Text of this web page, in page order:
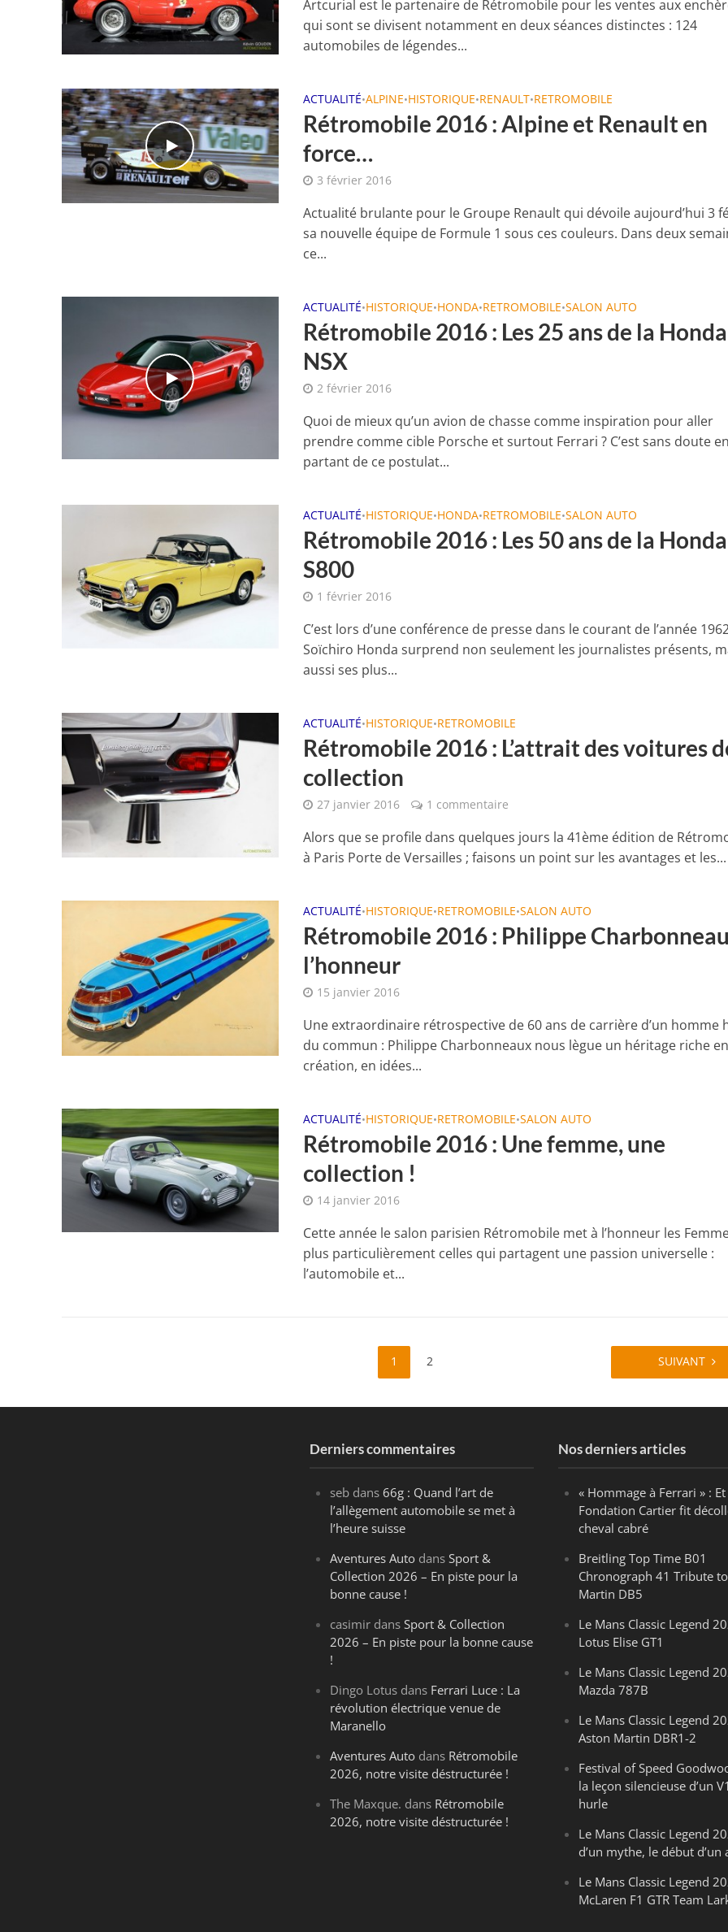
Artcurial est le partenaire de Rétromobile pour les ventes aux
qui sont se divisent notamment en deux séances distinctes : 124
automobiles de légendes...
ACTUALITÉ•ALPINE•HISTORIQUE•RENAULT•RETROMOBILE
Rétromobile 2016 : Alpine et Renault en
force…
3 février 2016
Actualité brulante pour le Groupe Renault qui dévoile aujourd’hui 3
sa nouvelle équipe de Formule 1 sous ces couleurs. Dans deux
ce...
ACTUALITÉ•HISTORIQUE•HONDA•RETROMOBILE•SALON AUTO
Rétromobile 2016 : Les 25 ans de la Honda
NSX
2 février 2016
Quoi de mieux qu’un avion de chasse comme inspiration pour aller
prendre comme cible Porsche et surtout Ferrari ? C’est sans doute en
partant de ce postulat...
ACTUALITÉ•HISTORIQUE•HONDA•RETROMOBILE•SALON AUTO
Rétromobile 2016 : Les 50 ans de la Honda
S800
1 février 2016
C’est lors d’une conférence de presse dans le courant de l’année
Soïchiro Honda surprend non seulement les journalistes présents,
aussi ses plus...
ACTUALITÉ•HISTORIQUE•RETROMOBILE
Rétromobile 2016 : L’attrait des voitures
collection
27 janvier 2016 1 commentaire
Alors que se profile dans quelques jours la 41ème édition de
à Paris Porte de Versailles ; faisons un point sur les avantages et les...
ACTUALITÉ•HISTORIQUE•RETROMOBILE•SALON AUTO
Rétromobile 2016 : Philippe
l’honneur
15 janvier 2016
Une extraordinaire rétrospective de 60 ans de carrière d’un homme
du commun : Philippe Charbonneaux nous lègue un héritage riche en
création, en idées...
ACTUALITÉ•HISTORIQUE•RETROMOBILE•SALON AUTO
Rétromobile 2016 : Une femme, une
collection !
14 janvier 2016
Cette année le salon parisien Rétromobile met à l’honneur les
plus particulièrement celles qui partagent une passion universelle :
l’automobile et...
1 2 SUIVANT
Derniers commentaires
seb dans66g : Quand l’art de
l’allègement automobile se met à
l’heure suisse
Aventures Auto dansSport &
Collection 2026 – En piste pour la
bonne cause !
casimir dansSport & Collection
2026 – En piste pour la bonne cause
!
Dingo Lotus dans Ferrari Luce : La
révolution électrique venue de
Maranello
Aventures Auto dans Rétromobile
2026, notre visite déstructurée !
The Maxque. dans Rétromobile
2026, notre visite déstructurée !
Nos derniers articles
« Hommage à Ferrari » : Et
Fondation Cartier fit
cheval cabré
Breitling Top Time B01
Chronograph 41 Tribute
Martin DB5
Le Mans Classic Legend
Lotus Elise GT1
Le Mans Classic Legend
Mazda 787B
Le Mans Classic Legend
Aston Martin DBR1-2
Festival of Speed
la leçon silencieuse d’un
hurle
Le Mans Classic Legend
d’un mythe, le début d’un
Le Mans Classic Legend
McLaren F1 GTR Team